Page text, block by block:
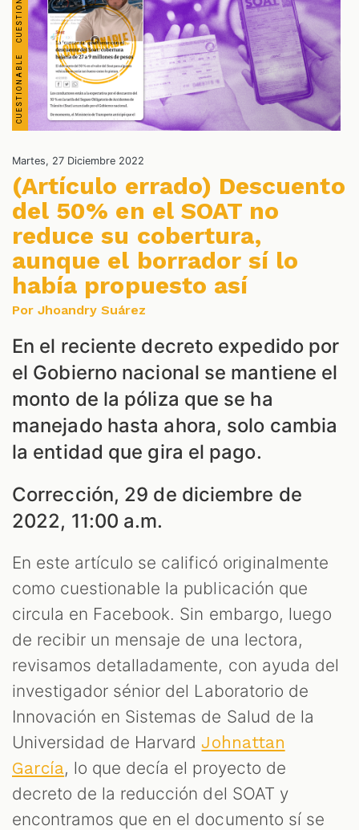
Martes, 27 Diciembre 2022
(Artículo errado) Descuento
del 50% en el SOAT no
reduce su cobertura,
aunque el borrador sí lo
había propuesto así
Por Jhoandry Suárez
En el reciente decreto expedido por
el Gobierno nacional se mantiene el
monto de la póliza que se ha
manejado hasta ahora, solo cambia
la entidad que gira el pago.
Corrección, 29 de diciembre de
2022, 11:00 a.m.
En este artículo se calificó originalmente
como cuestionable la publicación que
circula en Facebook. Sin embargo, luego
de recibir un mensaje de una lectora,
revisamos detalladamente, con ayuda del
investigador sénior del Laboratorio de
Innovación en Sistemas de Salud de la
Universidad de Harvard Johnattan
García, lo que decía el proyecto de
decreto de la reducción del SOAT y
encontramos que en el documento sí se